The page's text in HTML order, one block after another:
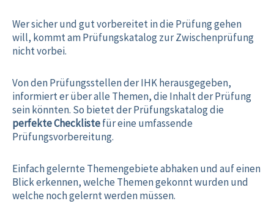
Wer sicher und gut vorbereitet in die Prüfung gehen
will, kommt am Prüfungskatalog zur Zwischenprüfung
nicht vorbei.
Von den Prüfungsstellen der IHK herausgegeben,
informiert er über alle Themen, die Inhalt der Prüfung
sein könnten. So bietet der Prüfungskatalog die
perfekte Checklistefür eine umfassende
Prüfungsvorbereitung.
Einfach gelernte Themengebiete abhaken und auf einen
Blick erkennen, welche Themen gekonnt wurden und
welche noch gelernt werden müssen.